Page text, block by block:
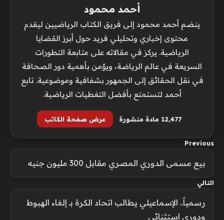
أحمد محمود
ينضم أحمد محمود إلى فريق الكتاب الرياضيين ليقدم
محتوى إخباري وتحليلي فريد حول أبرز القضايا
الرياضية. يركز في مقالاته على متابعة التطورات
السريعة في عالم الرياضة، ويؤمن بأهمية دور الصحافة
في نقل الحقائق إلى الجمهور بشفافية وموضوعية. تابع
أحمد لتستمتع بأفضل التغطيات الرياضية.
12٬477 مادة منشورة عرض صفحة الكاتب
Previous
بيع مسمى الدوري المصري مقابل 300 مليون جنيه
التالي
رسمياً.. الإسماعيلي يطالب اتحاد الكرة بـ إلغاء الهبوط
ودوري استثنائي